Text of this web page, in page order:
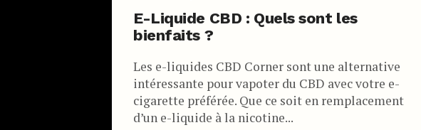
E-Liquide CBD : Quels sont les
bienfaits ?
Les e-liquides CBD Corner sont une alternative
intéressante pour vapoter du CBD avec votre e-
cigarette préférée. Que ce soit en remplacement
d’un e-liquide à la nicotine...